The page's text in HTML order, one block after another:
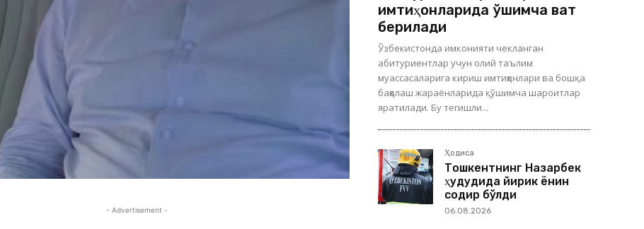
- Advertisement -
имтиҳонларида қўшимча вақт
берилади
Ўзбекистонда имконияти чекланган
абитуриентлар учун олий таълим
муассасаларига кириш имтиҳонлари ва бошқа
баҳолаш жараёнларида қўшимча шароитлар
яратилади. Бу тегишли...
Ҳодиса
Тошкентнинг Назарбек
ҳудудида йирик ёнғин
содир бўлди
06.08.2026